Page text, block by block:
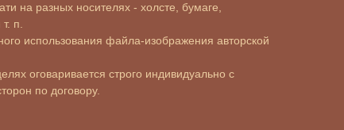
на разных носителях - холсте, бумаге,
п.
использования файла-изображения авторской
оговаривается строго индивидуально с
по договору.